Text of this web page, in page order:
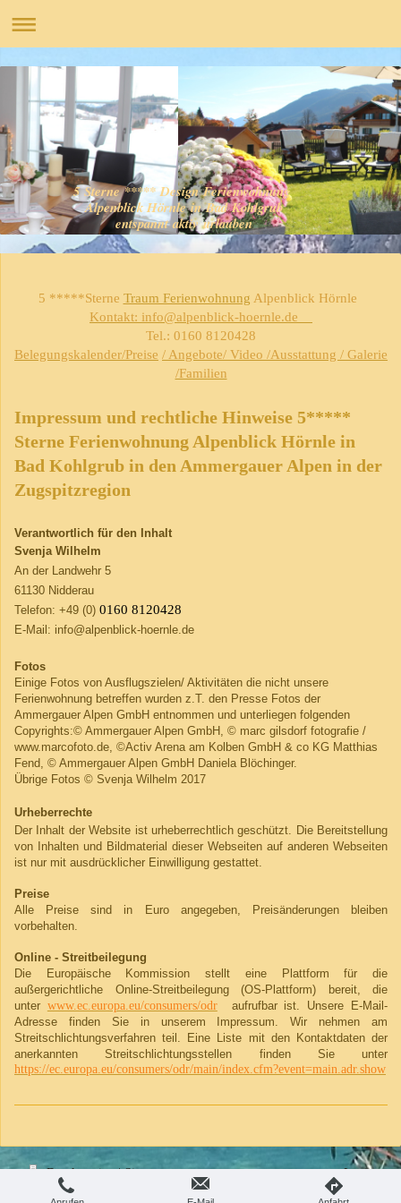
5 Sterne ***** Design Ferienwohnung
Alpenblick Hörnle in Bad Kohlgrub
entspannt aktiv urlauben
5 *****Sterne Traum Ferienwohnung Alpenblick Hörnle
Kontakt: info@alpenblick-hoernle.de
Tel.: 0160 8120428
Belegungskalender/Preise / Angebote/ Video /Ausstattung / Galerie
/Familien
Impressum und rechtliche Hinweise 5*****
Sterne Ferienwohnung Alpenblick Hörnle in
Bad Kohlgrub in den Ammergauer Alpen in der
Zugspitzregion
Verantwortlich für den Inhalt
Svenja Wilhelm
An der Landwehr 5
61130 Nidderau
Telefon: +49 (0) 0160 8120428
E-Mail: info@alpenblick-hoernle.de
Fotos
Einige Fotos von Ausflugszielen/ Aktivitäten die nicht unsere
Ferienwohnung betreffen wurden z.T. den Presse Fotos der
Ammergauer Alpen GmbH entnommen und unterliegen folgenden
Copyrights:© Ammergauer Alpen GmbH, © marc gilsdorf fotografie /
www.marcofoto.de, ©Activ Arena am Kolben GmbH & co KG Matthias
Fend, © Ammergauer Alpen GmbH Daniela Blöchinger.
Übrige Fotos © Svenja Wilhelm 2017
Urheberrechte
Der Inhalt der Website ist urheberrechtlich geschützt. Die Bereitstellung
von Inhalten und Bildmaterial dieser Webseiten auf anderen Webseiten
ist nur mit ausdrücklicher Einwilligung gestattet.
Preise
Alle Preise sind in Euro angegeben, Preisänderungen bleiben
vorbehalten.
Online - Streitbeilegung
Die Europäische Kommission stellt eine Plattform für die
außergerichtliche Online-Streitbeilegung (OS-Plattform) bereit, die
unter www.ec.europa.eu/consumers/odr
aufrufbar ist. Unsere E-Mail-
Adresse finden Sie in unserem Impressum. Wir nehmen am
Streitschlichtungsverfahren teil. Eine Liste mit den Kontaktdaten der
anerkannten Streitschlichtungsstellen finden Sie unter
https://ec.europa.eu/consumers/odr/main/index.cfm?event=main.adr.show
Druckversion| Sitemap
© Ferienwohnung Alpenblick Hörnle
Login
Webansicht